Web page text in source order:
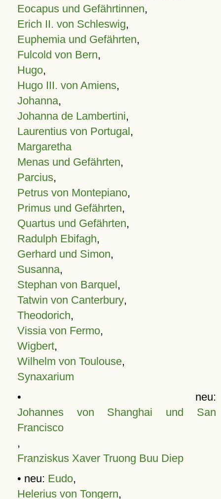
Eocapus und Gefährtinnen,
Erich II. von Schleswig,
Euphemia und Gefährten,
Fulcold von Bern,
Hugo,
Hugo III. von Amiens,
Johanna,
Johanna de Lambertini,
Laurentius von Portugal,
Margaretha
Menas und Gefährten,
Parcius,
Petrus von Montepiano,
Primus und Gefährten,
Quartus und Gefährten,
Radulph Ebifagh,
Gerhard und Simon,
Susanna,
Stephan von Barquel,
Tatwin von Canterbury,
Theodorich,
Vissia von Fermo,
Wigbert,
Wilhelm von Toulouse,
Synaxarium
• neu:
Johannes von Shanghai und San
Francisco
,
Franziskus Xaver Truong Buu Diep
• neu: Eudo,
Helerius von Tongern,